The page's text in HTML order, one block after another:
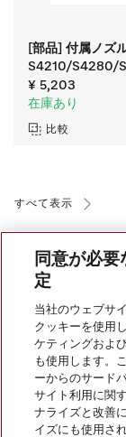
[部品] 付属ノズ
S4210/S4280/
¥ 5,203
在庫あり
比較
すべて表示
会社案内
サービス
同意が必
定
当社のウェブサ
クッキーを使用
ケティングおよ
も使用します。
ーからのサード
サイト利用に関
ナライズと改善
イズにも使用さ